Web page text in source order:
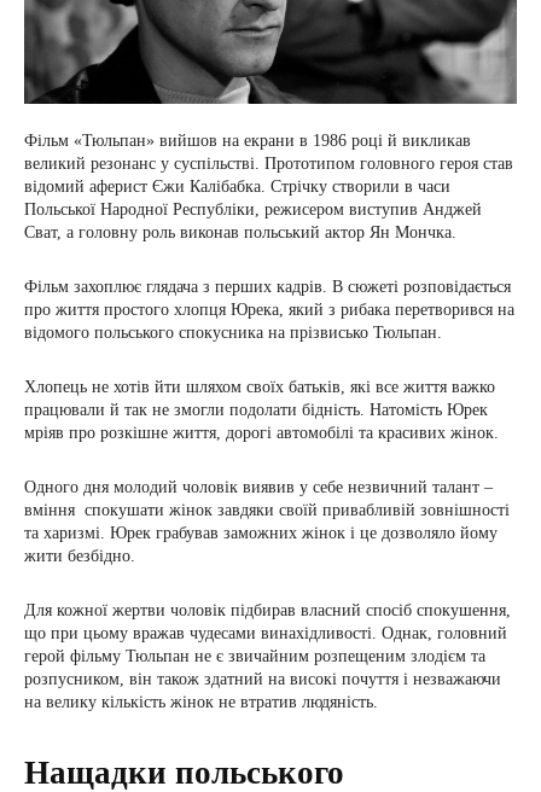
Фільм «Тюльпан» вийшов на екрани в 1986 році й викликав
великий резонанс у суспільстві. Прототипом головного героя став
відомий аферист Єжи Калібабка. Стрічку створили в часи
Польської Народної Республіки, режисером виступив Анджей
Сват, а головну роль виконав польський актор Ян Мончка.
Фільм захоплює глядача з перших кадрів. В сюжеті розповідається
про життя простого хлопця Юрека, який з рибака перетворився на
відомого польського спокусника на прізвисько Тюльпан.
Хлопець не хотів йти шляхом своїх батьків, які все життя важко
працювали й так не змогли подолати бідність. Натомість Юрек
мріяв про розкішне життя, дорогі автомобілі та красивих жінок.
Одного дня молодий чоловік виявив у себе незвичний талант –
вміння спокушати жінок завдяки своїй привабливій зовнішності
та харизмі. Юрек грабував заможних жінок і це дозволяло йому
жити безбідно.
Для кожної жертви чоловік підбирав власний спосіб спокушення,
що при цьому вражав чудесами винахідливості. Однак, головний
герой фільму Тюльпан не є звичайним розпещеним злодієм та
розпусником, він також здатний на високі почуття і незважаючи
на велику кількість жінок не втратив людяність.
Нащадки польського